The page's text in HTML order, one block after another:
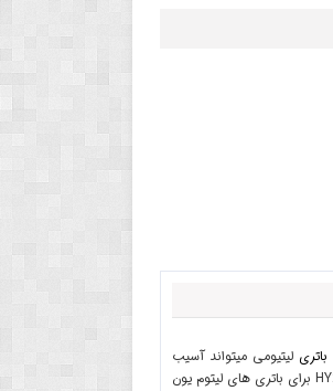
باتری لیتیومی میتواند آسیب
جدی به برد و یا دستگاه وارد کند و از این رو ماژول های محافظ باتری ساخته می شود و آی سی محافظ شارژ باتری لیتیومی HY2120-AB برای باتری های لیتوم یون